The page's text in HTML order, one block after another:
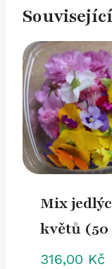
Mix
květů (50
316,00 Kč